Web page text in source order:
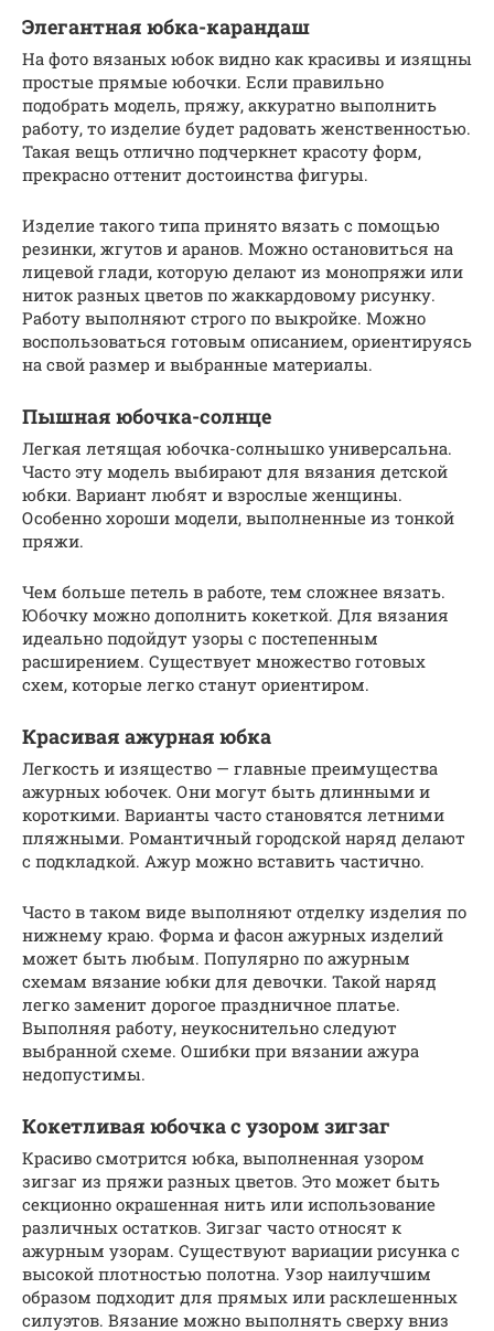
Элегантная юбка-карандаш
На фото вязаных юбок видно как красивы и изящны
простые прямые юбочки. Если правильно
подобрать модель, пряжу, аккуратно выполнить
работу, то изделие будет радовать женственностью.
Такая вещь отлично подчеркнет красоту форм,
прекрасно оттенит достоинства фигуры.
Изделие такого типа принято вязать с помощью
резинки, жгутов и аранов. Можно остановиться на
лицевой глади, которую делают из монопряжи или
ниток разных цветов по жаккардовому рисунку.
Работу выполняют строго по выкройке. Можно
воспользоваться готовым описанием, ориентируясь
на свой размер и выбранные материалы.
Пышная юбочка-солнце
Легкая летящая юбочка-солнышко универсальна.
Часто эту модель выбирают для вязания детской
юбки. Вариант любят и взрослые женщины.
Особенно хороши модели, выполненные из тонкой
пряжи.
Чем больше петель в работе, тем сложнее вязать.
Юбочку можно дополнить кокеткой. Для вязания
идеально подойдут узоры с постепенным
расширением. Существует множество готовых
схем, которые легко станут ориентиром.
Красивая ажурная юбка
Легкость и изящество — главные преимущества
ажурных юбочек. Они могут быть длинными и
короткими. Варианты часто становятся летними
пляжными. Романтичный городской наряд делают
с подкладкой. Ажур можно вставить частично.
Часто в таком виде выполняют отделку изделия по
нижнему краю. Форма и фасон ажурных изделий
может быть любым. Популярно по ажурным
схемам вязание юбки для девочки. Такой наряд
легко заменит дорогое праздничное платье.
Выполняя работу, неукоснительно следуют
выбранной схеме. Ошибки при вязании ажура
недопустимы.
Кокетливая юбочка с узором зигзаг
Красиво смотрится юбка, выполненная узором
зигзаг из пряжи разных цветов. Это может быть
секционно окрашенная нить или использование
различных остатков. Зигзаг часто относят к
ажурным узорам. Существуют вариации рисунка с
высокой плотностью полотна. Узор наилучшим
образом подходит для прямых или расклешенных
силуэтов. Вязание можно выполнять сверху вниз